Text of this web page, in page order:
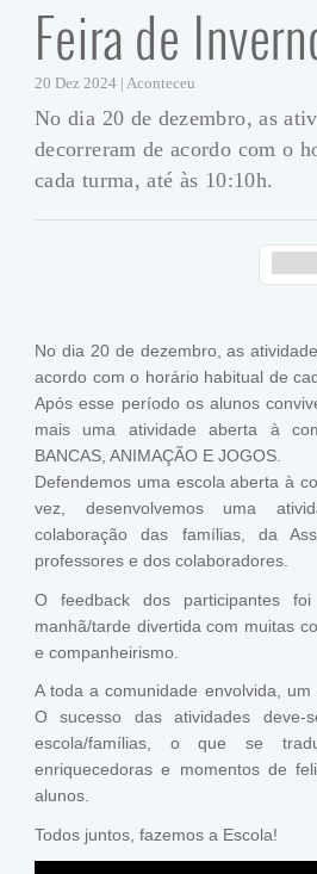
Feira de
20 Dez 2024 | Aconteceu
No dia 20 de dezembro, as
decorreram de acordo com o
cada turma, até às 10:10h.
No dia 20 de dezembro, as
acordo com o horário habitual de
Após esse período os alunos
mais uma atividade aberta à
BANCAS, ANIMAÇÃO E JOGOS.
Defendemos uma escola aberta à
vez, desenvolvemos uma
colaboração das famílias, da
professores e dos colaboradores.
O feedback dos participantes
manhã/tarde divertida com muitas
e companheirismo.
A toda a comunidade envolvida,
O sucesso das atividades deve-
escola/famílias, o que se
enriquecedoras e momentos de
alunos.
Todos juntos, fazemos a Escola!